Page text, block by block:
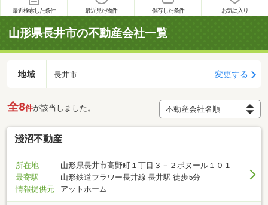
最近検索した条件 最近見た物件 保存した条件 お気に入り
山形県長井市の不動産会社一覧
地域 長井市 変更する
全8件が該当しました。
淺沼不動産
所在地
山形県長井市高野町１丁目３－２ボヌール１０１
最寄駅
山形鉄道フラワー長井線 長井駅 徒歩5分
情報提供元
アットホーム